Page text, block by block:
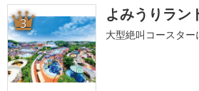
3 よみうりラン
大型絶叫コースタ